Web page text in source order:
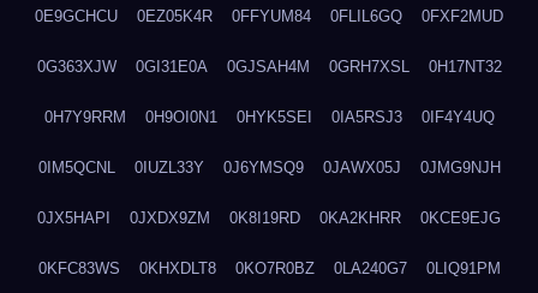
0E9GCHCU 0EZ05K4R 0FFYUM84 0FLIL6GQ 0FXF2MUD
0G363XJW 0GI31E0A 0GJSAH4M 0GRH7XSL 0H17NT32
0H7Y9RRM 0H9OI0N1 0HYK5SEI 0IA5RSJ3 0IF4Y4UQ
0IM5QCNL 0IUZL33Y 0J6YMSQ9 0JAWX05J 0JMG9NJH
0JX5HAPI 0JXDX9ZM 0K8I19RD 0KA2KHRR 0KCE9EJG
0KFC83WS 0KHXDLT8 0KO7R0BZ 0LA240G7 0LIQ91PM